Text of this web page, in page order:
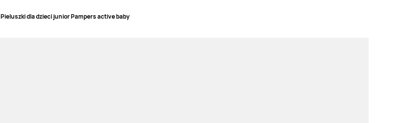
Pieluszki dla dzieci junior Pampers active baby